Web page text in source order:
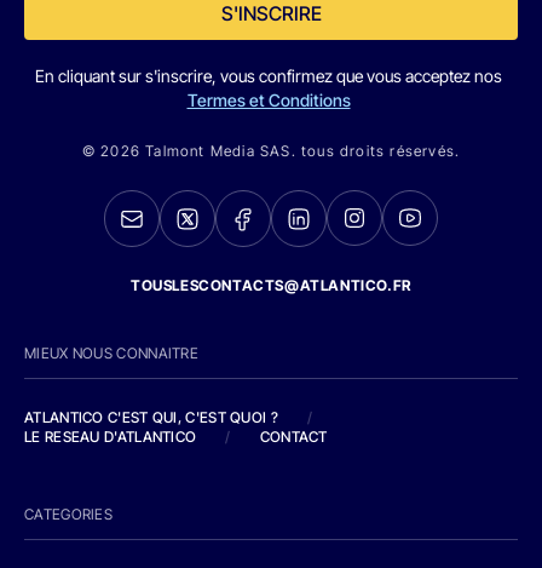
S'INSCRIRE
En cliquant sur s'inscrire, vous confirmez que vous acceptez nos
Termes et Conditions
© 2026 Talmont Media SAS. tous droits réservés.
TOUSLESCONTACTS@ATLANTICO.FR
MIEUX NOUS CONNAITRE
ATLANTICO C'EST QUI, C'EST QUOI ?
/
LE RESEAU D'ATLANTICO
/ CONTACT
CATEGORIES